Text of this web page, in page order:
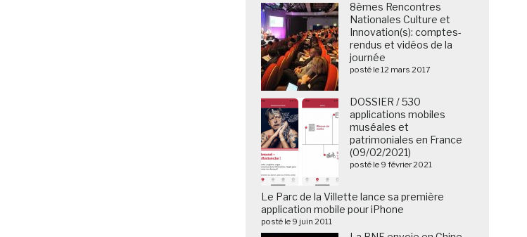
8èmes Rencontres
Nationales Culture et
Innovation(s): comptes-
rendus et vidéos de la
journée
posté le 12 mars 2017
DOSSIER / 530
applications mobiles
muséales et
patrimoniales en France
(09/02/2021)
posté le 9 février 2021
Le Parc de la Villette lance sa première
application mobile pour iPhone
posté le 9 juin 2011